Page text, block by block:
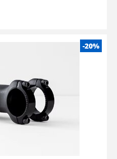
-20%